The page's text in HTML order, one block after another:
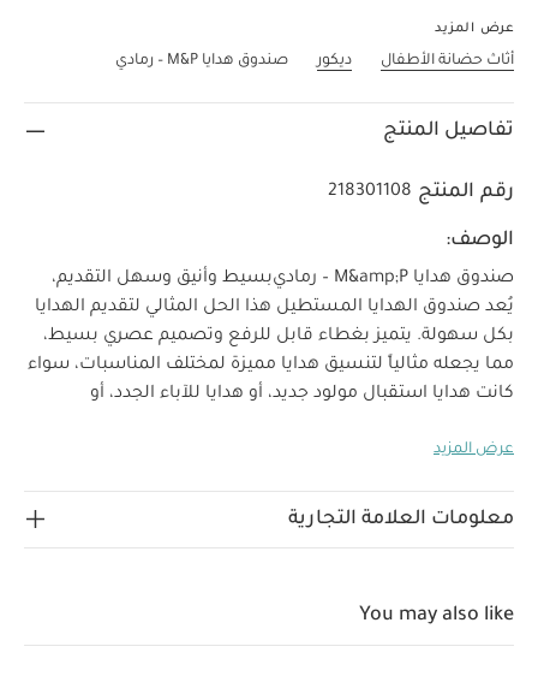
عرض المزيد
أثاث حضانة الأطفال ديكور صندوق هدايا M&P – رمادي
تفاصيل المنتج
رقم المنتج 218301108
الوصف:
صندوق هدايا M&amp;P – رمادي
بسيط وأنيق وسهل التقديم،
يُعد صندوق الهدايا المستطيل هذا الحل المثالي لتقديم الهدايا
بكل سهولة. يتميز بغطاء قابل للرفع وتصميم عصري بسيط،
مما يجعله مثالياً لتنسيق هدايا مميزة لمختلف المناسبات، سواء
كانت هدايا استقبال مولود جديد، أو هدايا للآباء الجدد، أو
هدايا جميلة بتقديم مميز. الجميع يحب تلقي الهدايا، لكن متعة
جديد.
لتقديم هدية مخصصة تناسب كل عائلة وكل مناسبة.
عرض المزيد
معلومات العلامة التجارية
You may also like